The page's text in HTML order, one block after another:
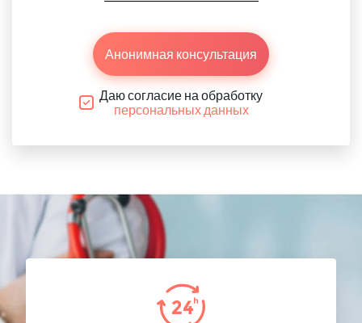
Анонимная консультация
Даю согласие на обработку
персональных данных